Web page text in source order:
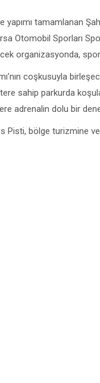
yapımı tamamlanan
Otomobil Sporları
organizasyonda,
coşkusuyla
sahip parkurda
adrenalin dolu bir
Pisti, bölge turizmine